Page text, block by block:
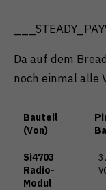
Da auf dem
noch einmal alle
Bauteil
(Von)
Si4703
Radio-
Modul